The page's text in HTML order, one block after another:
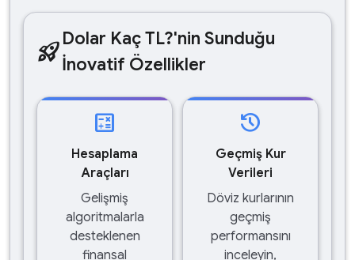
rocket_launchDolar Kaç TL?'nin Sunduğu
İnovatif Özellikler
calculate
Hesaplama
Araçları
Gelişmiş
algoritmalarla
desteklenen
finansal
history
Geçmiş Kur
Verileri
Döviz kurlarının
geçmiş
performansını
inceleyin,